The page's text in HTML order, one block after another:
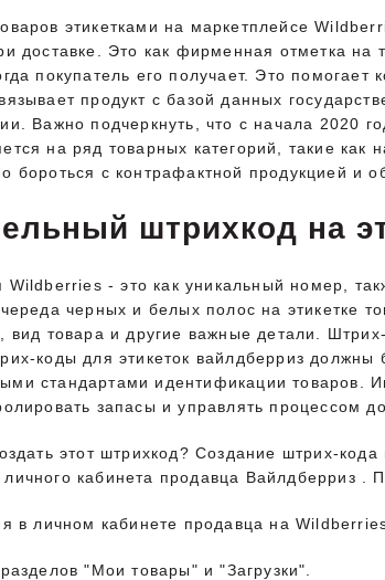
этикетками на маркетплейсе
доставке. Это как фирменная отметка
покупатель его получает. Это
продукт с базой данных
Важно подчеркнуть, что с начала 2020
на ряд товарных категорий, такие
бороться с контрафактной продукцией и
штрихкод на
Wildberries - это как уникальный номер,
череда черных и белых полос на этикетке
вид товара и другие важные детали.
коды для этикеток вайлдберриз
стандартами идентификации товаров.
запасы и управлять процессом
этот штрихкод? Создание штрих-
кабинета продавца Вайлдберриз .
в личном кабинете продавца на
"Мои товары" и "Загрузки".